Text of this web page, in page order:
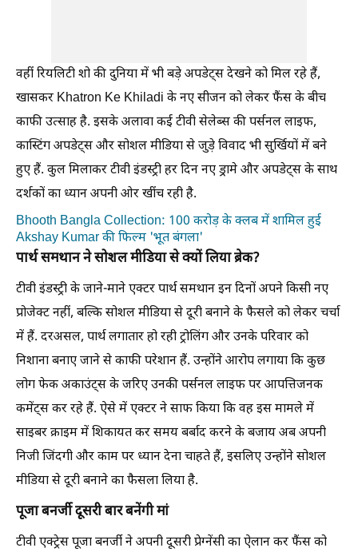
वहीं रियलिटी शो की दुनिया में भी बड़े अपडेट्स देखने को मिल रहे हैं,
खासकर Khatron Ke Khiladi के नए सीजन को लेकर फैंस के बीच
काफी उत्साह है. इसके अलावा कई टीवी सेलेब्स की पर्सनल लाइफ,
कास्टिंग अपडेट्स और सोशल मीडिया से जुड़े विवाद भी सुर्खियों में बने
हुए हैं. कुल मिलाकर टीवी इंडस्ट्री हर दिन नए ड्रामे और अपडेट्स के साथ
दर्शकों का ध्यान अपनी ओर खींच रही है.
Bhooth Bangla Collection: 100 करोड़ के क्लब में शामिल हुई
Akshay Kumar की फिल्म 'भूत बंगला'
पार्थ समथान ने सोशल मीडिया से क्यों लिया ब्रेक?
टीवी इंडस्ट्री के जाने-माने एक्टर पार्थ समथान इन दिनों अपने किसी नए
प्रोजेक्ट नहीं, बल्कि सोशल मीडिया से दूरी बनाने के फैसले को लेकर चर्चा
में हैं. दरअसल, पार्थ लगातार हो रही ट्रोलिंग और उनके परिवार को
निशाना बनाए जाने से काफी परेशान हैं. उन्होंने आरोप लगाया कि कुछ
लोग फेक अकाउंट्स के जरिए उनकी पर्सनल लाइफ पर आपत्तिजनक
कमेंट्स कर रहे हैं. ऐसे में एक्टर ने साफ किया कि वह इस मामले में
साइबर क्राइम में शिकायत कर समय बर्बाद करने के बजाय अब अपनी
निजी जिंदगी और काम पर ध्यान देना चाहते हैं, इसलिए उन्होंने सोशल
मीडिया से दूरी बनाने का फैसला लिया है.
पूजा बनर्जी दूसरी बार बनेंगी मां
टीवी एक्ट्रेस पूजा बनर्जी ने अपनी दूसरी प्रेग्नेंसी का ऐलान कर फैंस को